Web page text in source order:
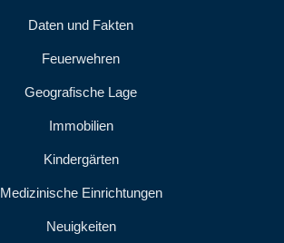
Daten und Fakten
Feuerwehren
Geografische Lage
Immobilien
Kindergärten
Medizinische Einrichtungen
Neuigkeiten